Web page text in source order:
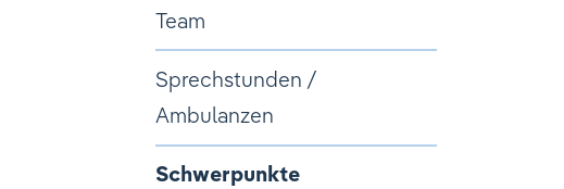
Team
Sprechstunden /
Ambulanzen
Schwerpunkte